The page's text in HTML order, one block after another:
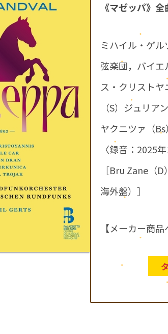
《マゼッパ》全
ミハイル・ゲ
弦楽団，バイ
ス・クリスト
（S）ジュリア
ヤクニツァ（Bs
〈録音：2025年
［Bru Zane（
海外盤）］
【メーカー商